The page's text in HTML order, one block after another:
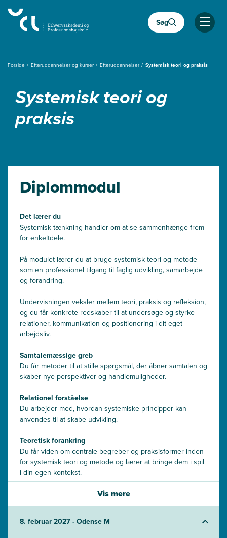
hovedindhold
Søg
Åben
Forside Efteruddannelser og kurser Efteruddannelser Systemisk teori og praksis
Systemisk teori og
praksis
Diplommodul
Det lærer du
Systemisk tænkning handler om at se sammenhænge frem
for enkeltdele.
På modulet lærer du at bruge systemisk teori og metode
som en professionel tilgang til faglig udvikling, samarbejde
og forandring.
Undervisningen veksler mellem teori, praksis og refleksion,
og du får konkrete redskaber til at undersøge og styrke
relationer, kommunikation og positionering i dit eget
arbejdsliv.
Samtalemæssige greb
Du får metoder til at stille spørgsmål, der åbner samtalen og
skaber nye perspektiver og handlemuligheder.
Relationel forståelse
Du arbejder med, hvordan systemiske principper kan
anvendes til at skabe udvikling.
Teoretisk forankring
Du får viden om centrale begreber og praksisformer inden
for systemisk teori og metode og lærer at bringe dem i spil
i din egen kontekst.
Du trænes i at omsætte systemisk tænkning til konkrete
Vis mere
8. februar 2027 - Odense M